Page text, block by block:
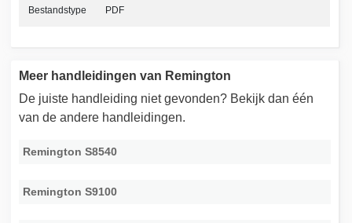
Bestandstype PDF
Meer handleidingen van Remington
De juiste handleiding niet gevonden? Bekijk dan één
van de andere handleidingen.
Remington S8540
Remington S9100